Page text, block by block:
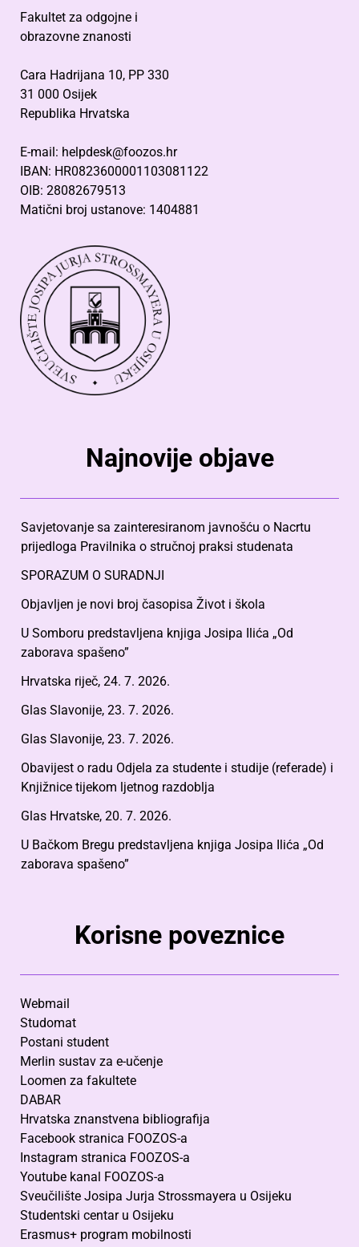
Fakultet za odgojne i
obrazovne znanosti
Cara Hadrijana 10, PP 330
31 000 Osijek
Republika Hrvatska
E-mail: helpdesk@foozos.hr
IBAN: HR0823600001103081122
OIB: 28082679513
Matični broj ustanove: 1404881
Najnovije objave
Savjetovanje sa zainteresiranom javnošću o Nacrtu
prijedloga Pravilnika o stručnoj praksi studenata
SPORAZUM O SURADNJI
Objavljen je novi broj časopisa Život i škola
U Somboru predstavljena knjiga Josipa Ilića „Od
zaborava spašeno”
Hrvatska riječ, 24. 7. 2026.
Glas Slavonije, 23. 7. 2026.
Glas Slavonije, 23. 7. 2026.
Obavijest o radu Odjela za studente i studije (referade) i
Knjižnice tijekom ljetnog razdoblja
Glas Hrvatske, 20. 7. 2026.
U Bačkom Bregu predstavljena knjiga Josipa Ilića „Od
zaborava spašeno”
Korisne poveznice
Webmail
Studomat
Postani student
Merlin sustav za e-učenje
Loomen za fakultete
DABAR
Hrvatska znanstvena bibliografija
Facebook stranica FOOZOS-a
Instagram stranica FOOZOS-a
Youtube kanal FOOZOS-a
Sveučilište Josipa Jurja Strossmayera u Osijeku
Studentski centar u Osijeku
Erasmus+ program mobilnosti